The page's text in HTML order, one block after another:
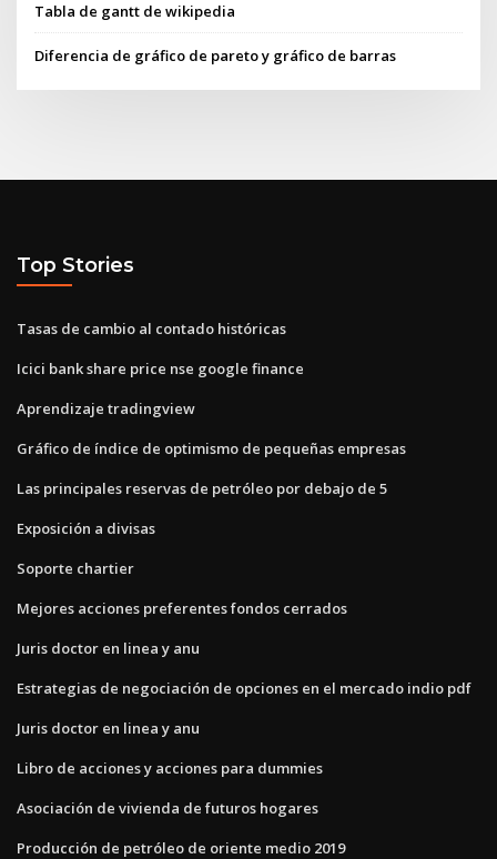
Tabla de gantt de wikipedia
Diferencia de gráfico de pareto y gráfico de barras
Top Stories
Tasas de cambio al contado históricas
Icici bank share price nse google finance
Aprendizaje tradingview
Gráfico de índice de optimismo de pequeñas empresas
Las principales reservas de petróleo por debajo de 5
Exposición a divisas
Soporte chartier
Mejores acciones preferentes fondos cerrados
Juris doctor en linea y anu
Estrategias de negociación de opciones en el mercado indio pdf
Juris doctor en linea y anu
Libro de acciones y acciones para dummies
Asociación de vivienda de futuros hogares
Producción de petróleo de oriente medio 2019